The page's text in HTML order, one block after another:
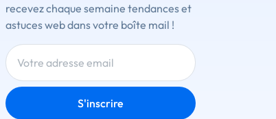
recevez chaque semaine tendances et
astuces web dans votre boîte mail !
S'inscrire